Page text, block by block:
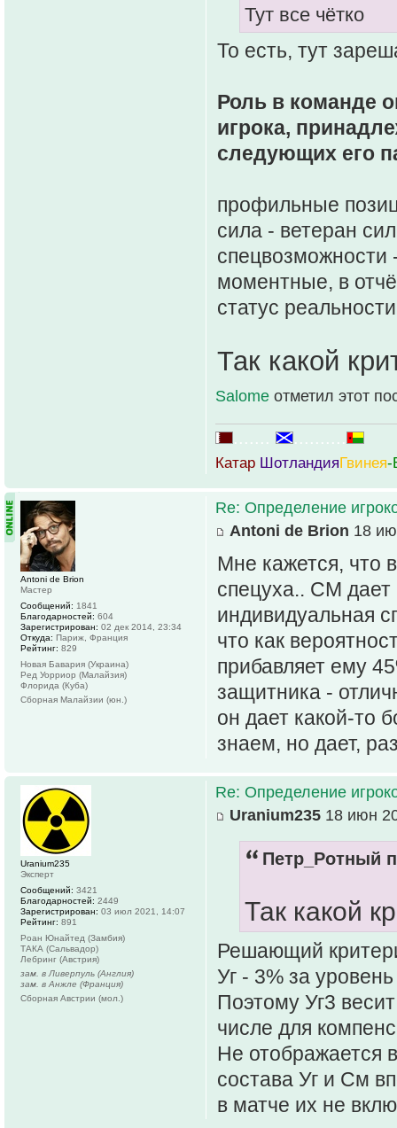
Тут все чётко
То есть, тут
Роль в команде
игрока,
следующих его
профильные
сила - ветеран
спецвозможности
моментные, в
статус
Так какой
Salome отметил этот
....... ..........
Катар Шотландия Гвинея-
Re: Определение
Antoni de Brion 18
Мне кажется, что
спецуха.. СМ дает
индивидуальная
что как
прибавляет ему
защитника -
он дает какой-то
знаем, но дает,
Antoni de Brion
Мастер
Сообщений: 1841
Благодарностей: 604
Зарегистрирован: 02 дек 2014, 23:34
Откуда: Париж, Франция
Рейтинг: 829
Новая Бавария (Украина)
Ред Уорриор (Малайзия)
Флорида (Куба)
Сборная Малайзии (юн.)
Re: Определение
Uranium235 18 июн
Петр_Ротный
Так какой
Решающий
Уг - 3% за уровень
Поэтому Уг3
числе для
Не отображается
состава Уг и См
в матче их не
Uranium235
Эксперт
Сообщений: 3421
Благодарностей: 2449
Зарегистрирован: 03 июл 2021, 14:07
Рейтинг: 891
Роан Юнайтед (Замбия)
ТАКА (Сальвадор)
Лебринг (Австрия)
зам. в Ливерпуль (Англия)
зам. в Анжле (Франция)
Сборная Австрии (мол.)